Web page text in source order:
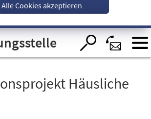
Alle Cookies akzeptieren
Häusliche